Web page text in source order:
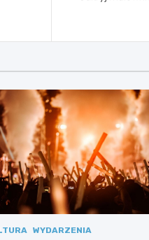
WYDARZENIA